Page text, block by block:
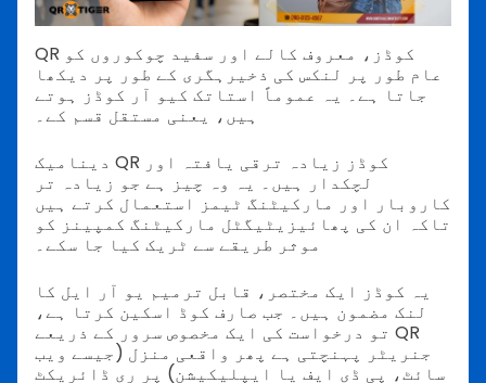
QR کوڈز، معروف کالے اور سفید چوکوروں کو
عام طور پر لنکس کی ذخیرہگری کے طور پر دیکھا
جاتا ہے۔ یہ عموماً استاتک کیو آر کوڈز ہوتے
ہیں، یعنی مستقل قسم کے۔
دینامیک QR کوڈز زیادہ ترقی یافتہ اور
لچکدار ہیں۔ یہ وہ چیز ہے جو زیادہ تر
کاروبار اور مارکیٹنگ ٹیمز استعمال کرتے ہیں
تاکہ ان کی پھائیزیٹیگٹل مارکیٹنگ کمپینز کو
موثر طریقے سے ٹریک کیا جا سکے۔
یہ کوڈز ایک مختصر، قابل ترمیم یو آر ایل کا
لنک مضمون ہیں۔ جب صارف کوڈ اسکین کرتا ہے،
تو درخواست کی ایک مخصوص سرور کے ذریعے QR
جنریٹر پہنچتی ہے پھر واقعی منزل (جیسے ویب
سائٹ، پی ڈی ایف یا ایپلیکیشن) پر ری ڈائریکٹ